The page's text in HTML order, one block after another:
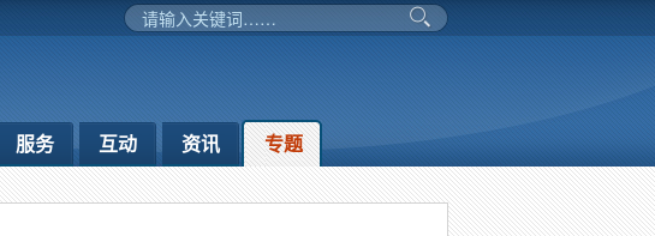
服务 互动 资讯 专题